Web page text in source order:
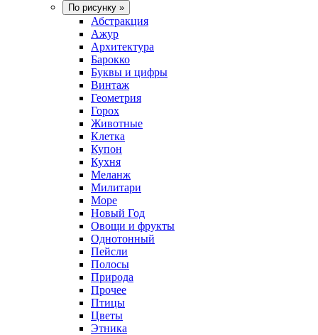
По рисунку »
Абстракция
Ажур
Архитектура
Барокко
Буквы и цифры
Винтаж
Геометрия
Горох
Животные
Клетка
Купон
Кухня
Меланж
Милитари
Море
Новый Год
Овощи и фрукты
Однотонный
Пейсли
Полосы
Природа
Прочее
Птицы
Цветы
Этника